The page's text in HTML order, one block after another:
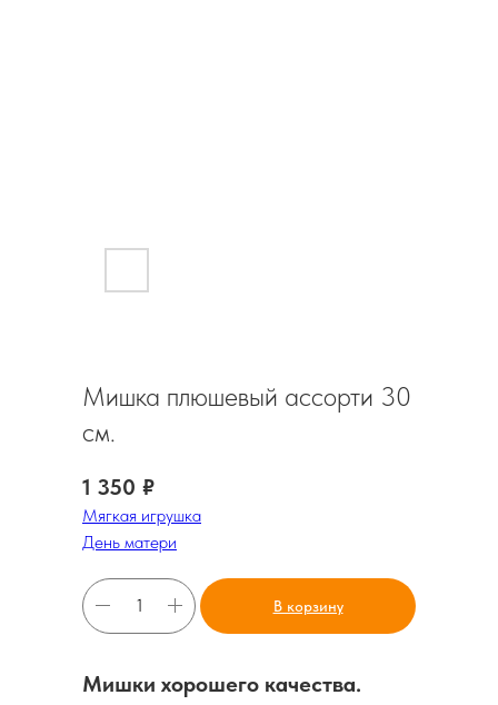
Мишка плюшевый ассорти 30
см.
1 350 ₽
Мягкая игрушка
День матери
В корзину
Мишки хорошего качества.